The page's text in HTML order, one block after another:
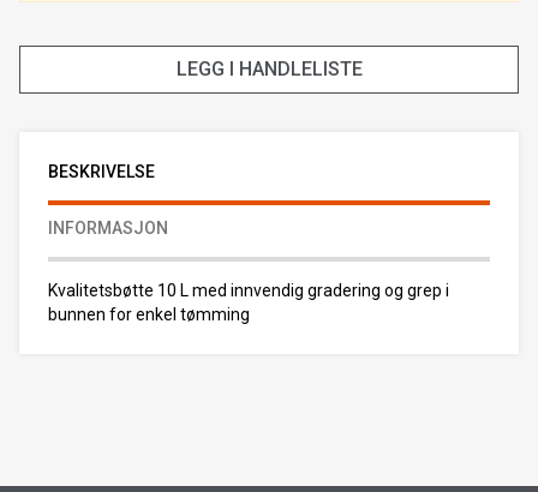
LEGG I HANDLELISTE
BESKRIVELSE
INFORMASJON
Kvalitetsbøtte 10 L med innvendig gradering og grep i
bunnen for enkel tømming